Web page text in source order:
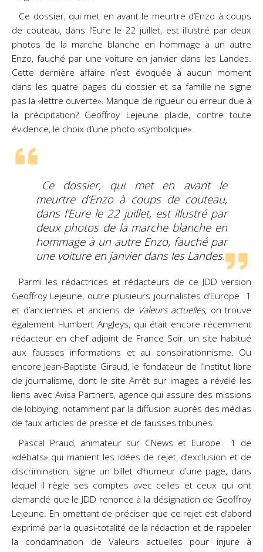
Ce dossier, qui met en avant le meurtre d’Enzo à coups
de couteau, dans l’Eure le 22 juillet, est illustré par deux
photos de la marche blanche en hommage à un autre
Enzo, fauché par une voiture en janvier dans les Landes.
Cette dernière affaire n’est évoquée à aucun moment
dans les quatre pages du dossier et sa famille ne signe
pas la «lettre ouverte». Manque de rigueur ou erreur due à
la précipitation? Geoffroy Lejeune plaide, contre toute
évidence, le choix d’une photo «symbolique».
Ce dossier, qui met en avant le
meurtre d’Enzo à coups de couteau,
dans l’Eure le 22 juillet, est illustré par
deux photos de la marche blanche en
hommage à un autre Enzo, fauché par
une voiture en janvier dans les Landes.
Parmi les rédactrices et rédacteurs de ce JDD version
Geoffroy Lejeune, outre plusieurs journalistes d’Europe 1
et d’anciennes et anciens de Valeurs actuelles, on trouve
également Humbert Angleys, qui était encore récemment
rédacteur en chef adjoint de France Soir, un site habitué
aux fausses informations et au conspirationnisme. Ou
encore Jean-Baptiste Giraud, le fondateur de l’Institut libre
de journalisme, dont le site Arrêt sur images a révélé les
liens avec Avisa Partners, agence qui assure des missions
de lobbying, notamment par la diffusion auprès des médias
de faux articles de presse et de fausses tribunes.
Pascal Praud, animateur sur CNews et Europe 1 de
«débats» qui manient les idées de rejet, d’exclusion et de
discrimination, signe un billet d’humeur d’une page, dans
lequel il règle ses comptes avec celles et ceux qui ont
demandé que le JDD renonce à la désignation de Geoffroy
Lejeune. En omettant de préciser que ce rejet est d’abord
exprimé par la quasi-totalité de la rédaction et de rappeler
la condamnation de Valeurs actuelles pour injure à